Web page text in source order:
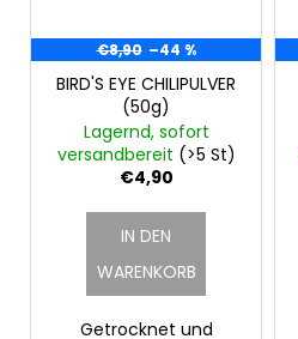
€8,90 –44 %
BIRD'S EYE CHILIPULVER
(50g)
Lagernd, sofort
versandbereit (>5 St)
€4,90
IN DEN
WARENKORB
Getrocknet und